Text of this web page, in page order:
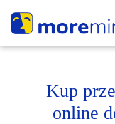
Kup
online